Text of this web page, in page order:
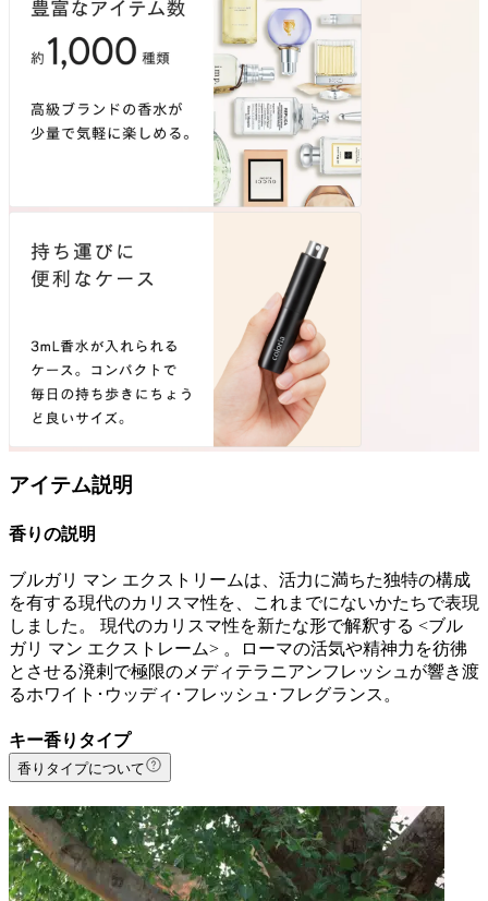
アイテム説明
香りの説明
ブルガリ マン エクストリームは、活力に満ちた独特の構成
を有する現代のカリスマ性を、これまでにないかたちで表現
しました。 現代のカリスマ性を新たな形で解釈する <ブル
ガリ マン エクストレーム> 。ローマの活気や精神力を彷彿
とさせる溌剌で極限のメディテラニアンフレッシュが響き渡
るホワイト･ウッディ･フレッシュ･フレグランス。
キー香りタイプ
香りタイプについて